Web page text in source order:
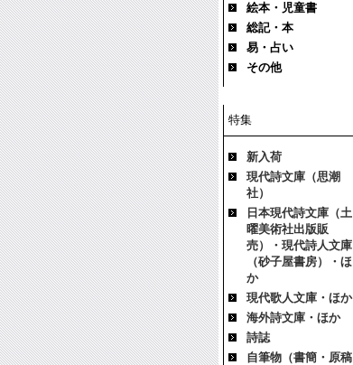
絵本・児童書
総記・本
易・占い
その他
特集
新入荷
現代詩文庫（思潮
社）
日本現代詩文庫（土
曜美術社出版販
売）・現代詩人文庫
（砂子屋書房）・ほ
か
現代歌人文庫・ほか
海外詩文庫・ほか
詩誌
自筆物（書簡・原稿